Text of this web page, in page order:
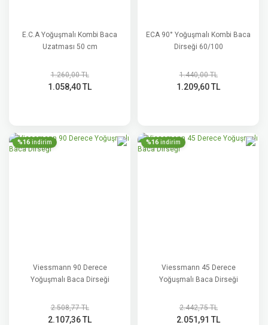
E.C.A Yoğuşmalı Kombi Baca
Uzatması 50 cm
1.260,00 TL
1.058,40 TL
ECA 90° Yoğuşmalı Kombi Baca
Dirseği 60/100
1.440,00 TL
1.209,60 TL
%16 indirim
Viessmann 90 Derece
Yoğuşmalı Baca Dirseği
2.508,77 TL
2.107,36 TL
%16 indirim
Viessmann 45 Derece
Yoğuşmalı Baca Dirseği
2.442,75 TL
2.051,91 TL